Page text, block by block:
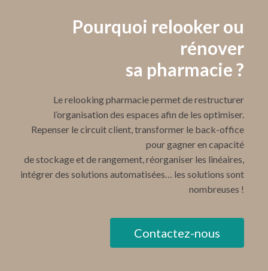
Pourquoi relooker ou
rénover
sa pharmacie ?
Le relooking pharmacie permet de restructurer
l’organisation des espaces afin de les optimiser.
Repenser le circuit client, transformer le back-office
pour gagner en capacité
de stockage et de rangement, réorganiser les linéaires,
intégrer des solutions automatisées… les solutions sont
nombreuses !
Contactez-nous